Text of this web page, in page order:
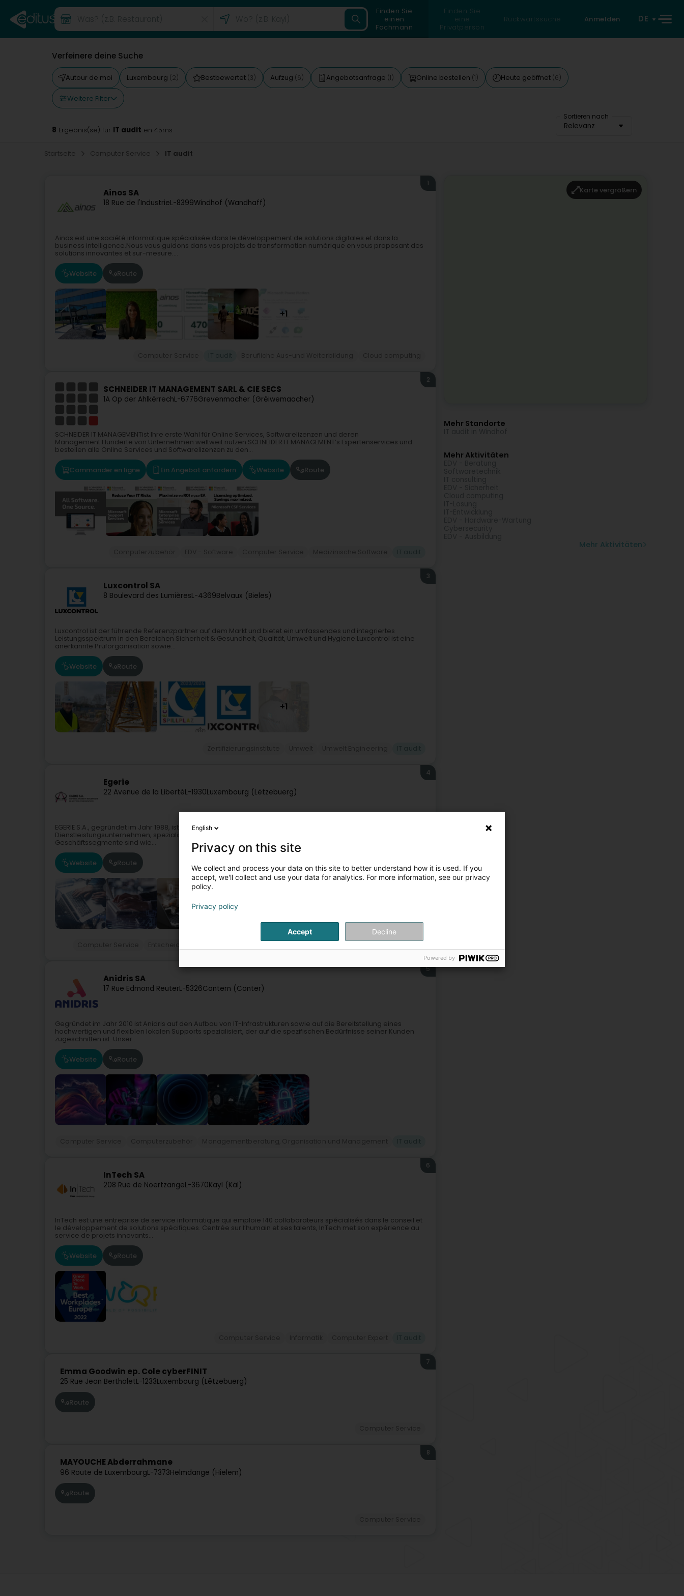
Finden Sie
einen
Fachmann
Finden Sie
eine
Privatperson
Rückwärtssuche Anmelden DE
Verfeinere deine Suche
Autour de moi Luxembourg (2) Bestbewertet (3) Aufzug (6) Angebotsanfrage (1) Online bestellen (1) Heute geöffnet (6)
Weitere Filter
Sortieren nach
Relevanz
8 Ergebnis(se) für IT audit en 45ms
Startseite Computer Service IT audit
Ainos SA
18 Rue de l'IndustrieL-8399Windhof (Wandhaff)
1
Ainos est une société informatique spécialisée dans le développement de solutions digitales et dans la
business intelligence.Nous vous guidons dans vos projets de transformation numérique en vous proposant des
solutions innovantes et sur-mesure....
Website Route
+1
SCHNEIDER IT MANAGEMENT SARL & CIE SECS
1A Op der AhlkërrechL-6776Grevenmacher (Gréiwemaacher)
2
SCHNEIDER IT MANAGEMENTist Ihre erste Wahl für Online Services, Softwarelizenzen und deren
Management.Hunderte von Unternehmen weltweit nutzen SCHNEIDER IT MANAGEMENT’s Expertenservices und
bestellen alle Online Services und Softwarelizenzen zu den...
Commander en ligne Ein Angebot anfordern Website Route
Luxcontrol SA
8 Boulevard des LumièresL-4369Belvaux (Bieles)
3
Luxcontrol ist der führende Referenzpartner auf dem Markt und bietet ein umfassendes und integriertes
Leistungsspektrum in den Bereichen Sicherheit & Gesundheit, Qualität, Umwelt und Hygiene.Luxcontrol ist eine
anerkannte Prüforganisation sowie...
Website Route
+1
Egerie
22 Avenue de la LibertéL-1930Luxembourg (Lëtzebuerg)
4
EGERIE S.A., gegründet im Jahr 1988, ist ein nach luxemburgischem Recht gegründetes
Dienstleistungsunternehmen, spezialisiert auf IT und Informationssysteme.Unsere Tätigkeitsbereiche und
Geschäftssegmente sind wie...
Website Route
Anidris SA
17 Rue Edmond ReuterL-5326Contern (Conter)
5
Gegründet im Jahr 2010 ist Anidris auf den Aufbau von IT-Infrastrukturen sowie auf die Bereitstellung eines
hochwertigen und flexiblen lokalen Supports spezialisiert, der auf die spezifischen Bedürfnisse seiner Kunden
zugeschnitten ist. Unser...
Website Route
InTech SA
208 Rue de NoertzangeL-3670Kayl (Käl)
6
InTech est une entreprise de service informatique qui emploie 140 collaborateurs spécialisés dans le conseil et
le développement de solutions spécifiques. Centrée sur l’humain et ses talents, InTech met son expérience au
service de projets innovants...
Website Route
Emma Goodwin ep. Cole cyberFINIT
25 Rue Jean BertholetL-1233Luxembourg (Lëtzebuerg)
7
Route
MAYOUCHE Abderrahmane
96 Route de LuxembourgL-7373Helmdange (Hielem)
8
Route
Karte vergrößern
Mehr Standorte
Mehr Aktivitäten
Mehr Aktivitäten
English
Privacy on this site
We collect and process your data on this site to better understand how it is used. If you
accept, we'll collect and use your data for analytics. For more information, see our privacy
policy.
Privacy policy
Accept Decline
Powered by